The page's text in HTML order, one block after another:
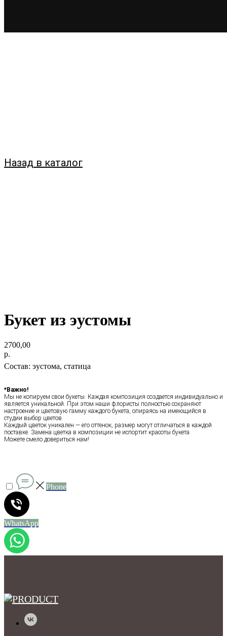
Назад в каталог
Букет из эустомы
2700,00
р.
Состав: эустома, статица
*Важно!
Мы не копируем свои букеты. Каждая композиция создается индивидуально и
является уникальной. При этом наши флористы полностью сохраняют
настроение и цветовую гамму каждого букета, опираясь на имеющийся в
студии выбор цветов.
Каждый цветок уникален — его оттенок, размер могут отличаться в каждой
поставке. Замена цветка в композиции не испортит красоты букета.
Можете смело довериться нам!
Phone
WhatsApp